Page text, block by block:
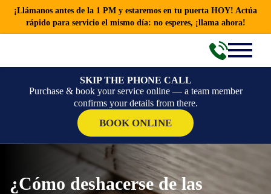
¡Llámanos antes de la 1 PM y estaremos en tu puerta HOY! Actúa
rápido para servicio el mismo día: no esperes, ¡llama ahora!
SKIP THE PHONE CALL
Purchase & book your service online — a team member
confirms your details from there.
BOOK ONLINE
¿Cómo deshacerse de las